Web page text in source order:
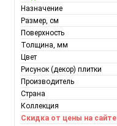
Назначение
Размер, см
Поверхность
Толщина, мм
Цвет
Рисунок (декор) плитки
Производитель
Страна
Коллекция
Скидка от цены на сайте